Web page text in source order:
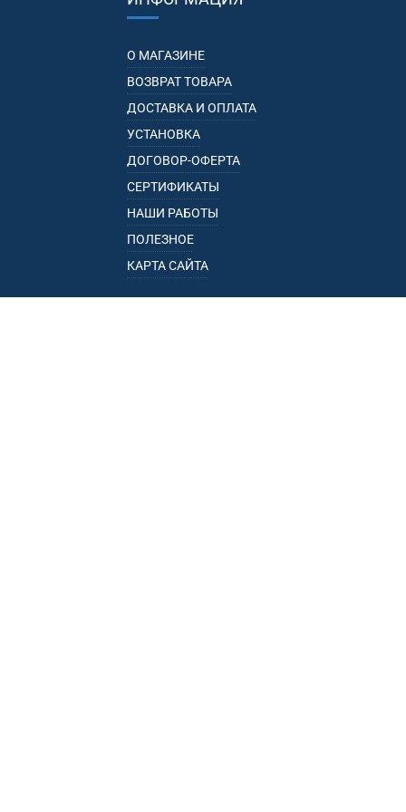
О МАГАЗИНЕ
ВОЗВРАТ ТОВАРА
ДОСТАВКА И ОПЛАТА
УСТАНОВКА
ДОГОВОР-ОФЕРТА
СЕРТИФИКАТЫ
НАШИ РАБОТЫ
ПОЛЕЗНОЕ
КАРТА САЙТА